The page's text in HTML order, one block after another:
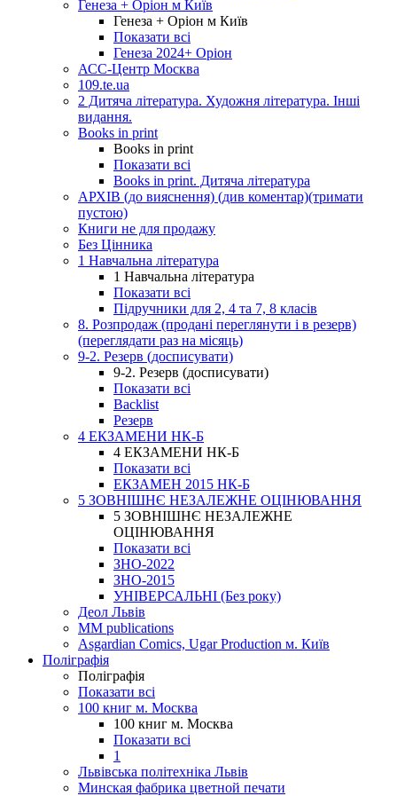
Генеза + Оріон м Київ
Генеза + Оріон м Київ
Показати всі
Генеза 2024+ Оріон
АСС-Центр Москва
109.te.ua
2 Дитяча література. Художня література. Інші
видання.
Books in print
Books in print
Показати всі
Books in print. Дитяча література
АРХІВ (до вияснення) (див коментар)(тримати
пустою)
Книги не для продажу
Без Цінника
1 Навчальна література
1 Навчальна література
Показати всі
Підручники для 2, 4 та 7, 8 класів
8. Розпродаж (продані переглянути і в резерв)
(переглядати раз на місяць)
9-2. Резерв (досписувати)
9-2. Резерв (досписувати)
Показати всі
Backlist
Резерв
4 ЕКЗАМЕНИ НК-Б
4 ЕКЗАМЕНИ НК-Б
Показати всі
ЕКЗАМЕН 2015 НК-Б
5 ЗОВНІШНЄ НЕЗАЛЕЖНЕ ОЦІНЮВАННЯ
5 ЗОВНІШНЄ НЕЗАЛЕЖНЕ
ОЦІНЮВАННЯ
Показати всі
ЗНО-2022
ЗНО-2015
УНІВЕРСАЛЬНІ (Без року)
Деол Львів
MM publications
Asgardian Comics, Ugar Production м. Київ
Поліграфія
Поліграфія
Показати всі
100 книг м. Москва
100 книг м. Москва
Показати всі
1
Львівська політехніка Львів
Минская фабрика цветной печати